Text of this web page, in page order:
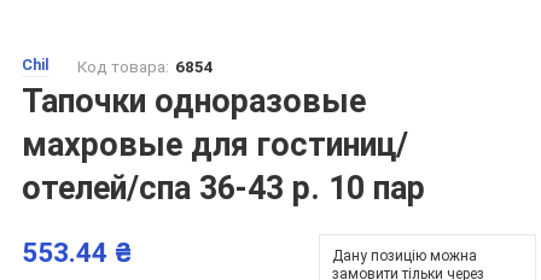
Chil Код товара: 6854
Тапочки одноразовые
махровые для гостиниц/
отелей/спа 36-43 р. 10 пар
553.44 ₴
Дану позицію можна
замовити тільки через